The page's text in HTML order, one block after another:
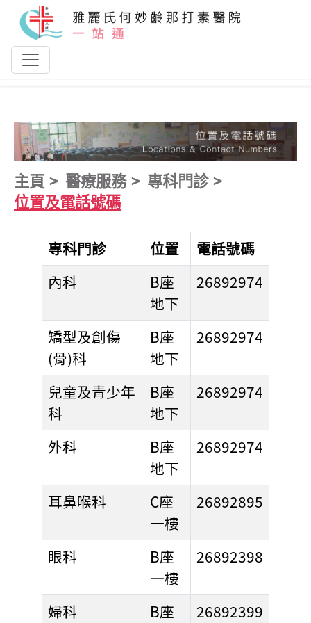
跳到主要內容
主頁 醫療服務
專科門診
位置及電話號碼
專科門診 位置
電話號碼
內科
B座
地下
26892974
矯型及創傷
(骨)科
B座
地下
26892974
兒童及青少年
科
B座
地下
26892974
外科
B座
地下
26892974
耳鼻喉科
C座
一樓
26892895
眼科
B座
一樓
26892398
婦科
B座
26892399